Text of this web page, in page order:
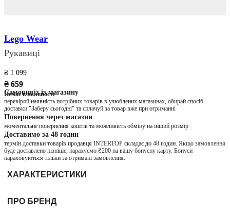
Lego Wear
Рукавиці
₴ 1 099
₴ 659
Немає в наявності
Самовивіз із магазину
перевіряй наявність потрібних товарів в улюблених магазинах, обирай спосіб
доставки "Заберу сьогодні" та сплачуй за товар вже при отриманні
Повернення через магазин
моментальне повернення коштів та можливість обміну на інший розмір
Доставимо за 48 годин
термін доставки товарів продавця INTERTOP складає до 48 годин. Якщо замовлення
буде доставлено пізніше, нарахуємо ₴200 на вашу бонусну карту. Бонуси
нараховуються тільки за отримані замовлення.
ХАРАКТЕРИСТИКИ
ПРО БРЕНД